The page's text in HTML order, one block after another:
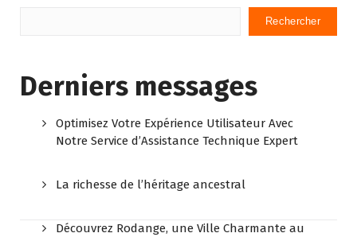
Rechercher
Derniers messages
Optimisez Votre Expérience Utilisateur Avec
Notre Service d’Assistance Technique Expert
La richesse de l’héritage ancestral
Découvrez Rodange, une Ville Charmante au